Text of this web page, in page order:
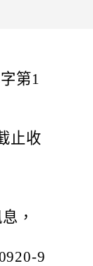
第1
止收
，
9